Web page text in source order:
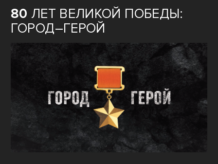
80 ЛЕТ ВЕЛИКОЙ ПОБЕДЫ:
ГОРОД–ГЕРОЙ